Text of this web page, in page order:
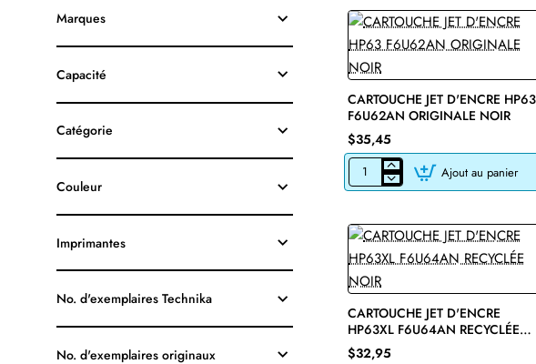
Marques
Capacité
Catégorie
Couleur
Imprimantes
No. d'exemplaires Technika
No. d'exemplaires originaux
CARTOUCHE JET D'ENCRE HP63
F6U62AN ORIGINALE NOIR
$35,45
CARTOUCHE
JET
HP63
F6U62AN
ORIGINALE
NOIR
Ajout au panier
🔥 Bestseller
CARTOUCHE JET D'ENCRE
HP63XL F6U64AN RECYCLÉE
NOIR
$32,95